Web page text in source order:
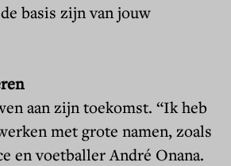
basis zijn van jouw
aan zijn toekomst. “Ik heb
met grote namen, zoals
en voetballer André Onana.